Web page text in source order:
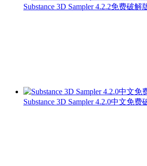
Substance 3D Sampler 4.2.2免费破解
Substance 3D Sampler 4.2.0中文免